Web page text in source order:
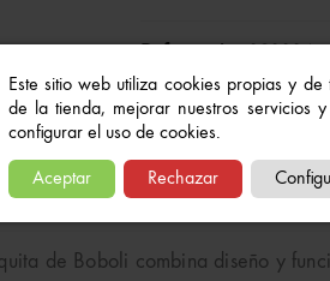
Este sitio web utiliza cookies propias y
de la tienda, mejorar nuestros servicios
configurar el uso de cookies.
Aceptar Rechazar
Referencia:
A Lista De Deseos
de Boboli combina diseño y